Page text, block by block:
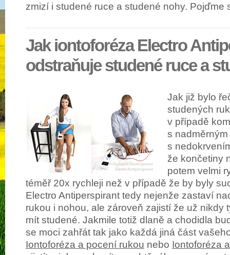
zmizí i studené ruce a studené nohy. Pojďme
Jak iontoforéza Electro
odstraňuje studené ruce a
Jak již bylo
studených
v případě
s
s
že končetiny
potem velmi
téměř 20x rychleji než v případě že by byly
Electro Antiperspirant tedy nejenže zastaví
rukou i nohou, ale zároveň zajistí že už nikdy
mít studené. Jakmile totiž dlaně a chodidla
se moci zahřát tak jako každá jiná část
Iontoforéza a pocení rukou nebo Iontoforéza